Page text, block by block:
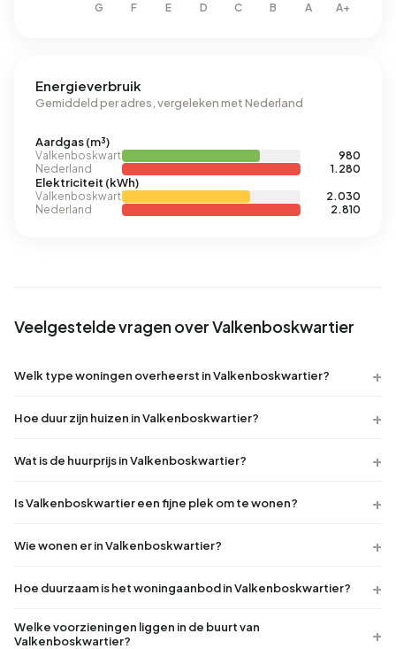
Energieverbruik
Gemiddeld per adres, vergeleken met Nederland
Aardgas (m³)
Valkenboskwartier
980
Nederland
1.280
Elektriciteit (kWh)
Valkenboskwartier
2.030
Nederland
2.810
Veelgestelde vragen over Valkenboskwartier
Welk type woningen overheerst in Valkenboskwartier?
Hoe duur zijn huizen in Valkenboskwartier?
Wat is de huurprijs in Valkenboskwartier?
Is Valkenboskwartier een fijne plek om te wonen?
Wie wonen er in Valkenboskwartier?
Hoe duurzaam is het woningaanbod in Valkenboskwartier?
Welke voorzieningen liggen in de buurt van
Valkenboskwartier?